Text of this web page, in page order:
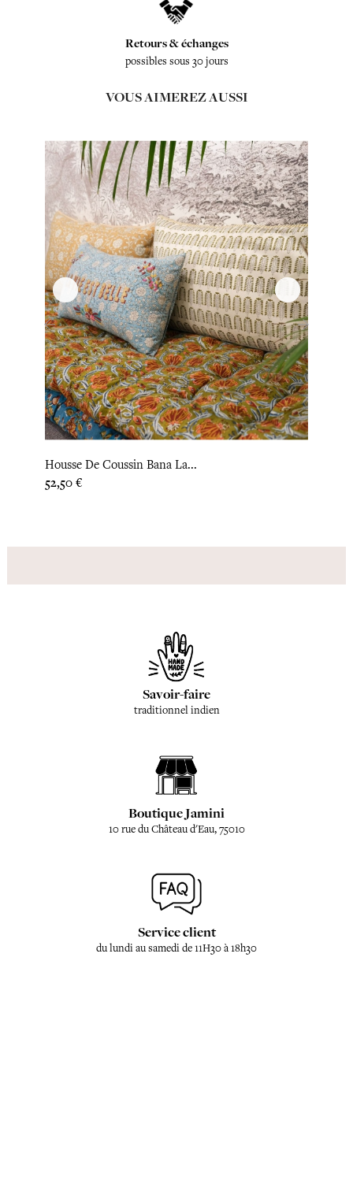
Retours & échanges
possibles sous 30 jours
VOUS AIMEREZ AUSSI
Housse De Coussin Bana La...
Prix
52,50 €
‹ ›
Savoir-faire
traditionnel indien
Boutique Jamini
10 rue du Château d'Eau, 75010
Service client
du lundi au samedi de 11H30 à 18h30